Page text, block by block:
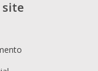
site